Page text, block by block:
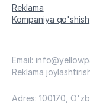
Reklama
Kompaniya qo'shish
Email:
Reklama
Adres: 100170,